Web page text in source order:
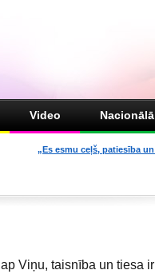
Video
„Es esmu ceļš, patiesība
Viņu, taisnība un tiesa